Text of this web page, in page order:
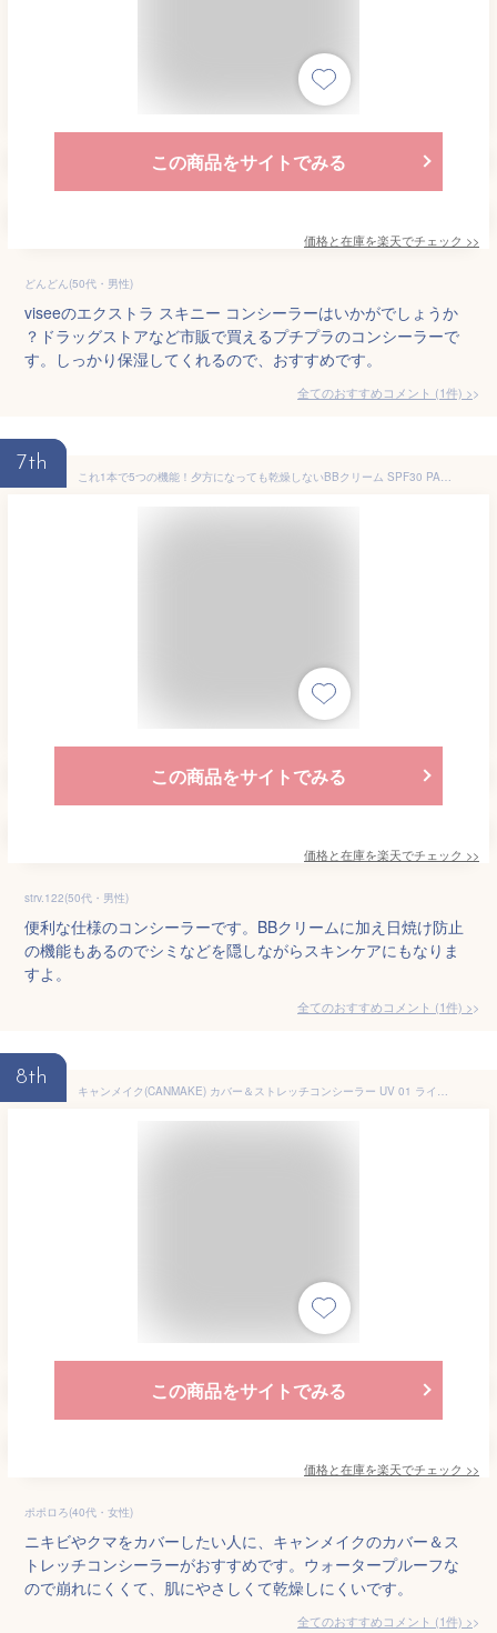
この商品をサイトでみる
価格と在庫を楽天でチェック >>
どんどん(50代・男性)
viseeのエクストラ スキニー コンシーラーはいかがでしょうか
？ドラッグストアなど市販で買えるプチプラのコンシーラーで
す。しっかり保湿してくれるので、おすすめです。
全てのおすすめコメント (1件) >
7th
これ1本で5つの機能！夕方になっても乾燥しないBBクリーム SPF30 PA++ コラーゲン セラミド ヒアルロン酸配合 3ヶ月分 化粧下地 美容液 乳液 クリーム ベース 美白 日焼け止め コンシーラー ファンデ uv コスメ メイク下地 毛穴カバー 美肌【メイクマジック BBクリーム 35g】
この商品をサイトでみる
価格と在庫を楽天でチェック >>
strv.122(50代・男性)
便利な仕様のコンシーラーです。BBクリームに加え日焼け防止
の機能もあるのでシミなどを隠しながらスキンケアにもなりま
すよ。
全てのおすすめコメント (1件) >
8th
キャンメイク(CANMAKE) カバー＆ストレッチコンシーラー UV 01 ライトベージュ【おひとり様3個まで】
この商品をサイトでみる
価格と在庫を楽天でチェック >>
ポポロろ(40代・女性)
ニキビやクマをカバーしたい人に、キャンメイクのカバー＆ス
トレッチコンシーラーがおすすめです。ウォータープルーフな
ので崩れにくくて、肌にやさしくて乾燥しにくいです。
全てのおすすめコメント (1件) >